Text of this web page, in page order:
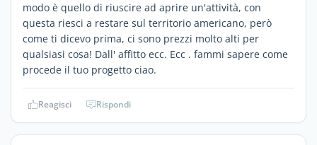
modo è quello di riuscire ad aprire un'attività, con
questa riesci a restare sul territorio americano, però
come ti dicevo prima, ci sono prezzi molto alti per
qualsiasi cosa! Dall' affitto ecc. Ecc . fammi sapere come
procede il tuo progetto ciao.
Reagisci Rispondi